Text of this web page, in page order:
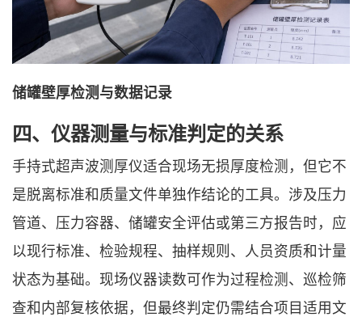
储罐壁厚检测与数据记录
四、仪器测量与标准判定的关系
手持式超声波测厚仪适合现场无损厚度检测，但它不
是脱离标准和质量文件单独作结论的工具。涉及压力
管道、压力容器、储罐安全评估或第三方报告时，应
以现行标准、检验规程、抽样规则、人员资质和计量
状态为基础。现场仪器读数可作为过程检测、巡检筛
查和内部复核依据，但最终判定仍需结合项目适用文